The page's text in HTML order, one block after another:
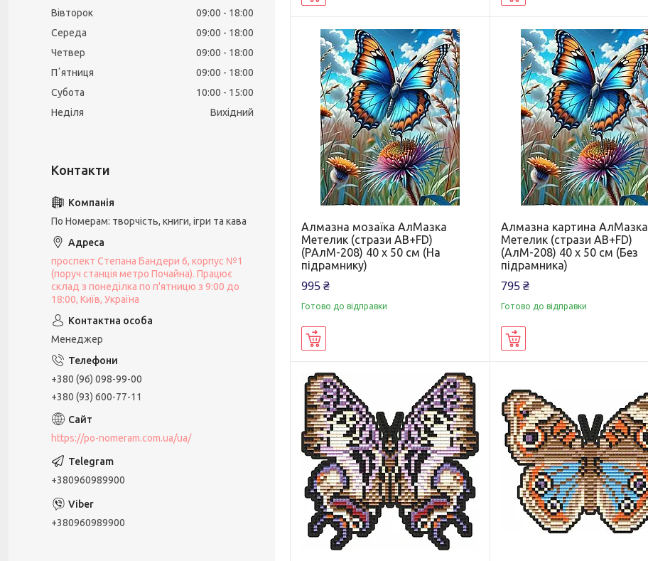
Алмазна мозаїка АлМазка
Метелик (стрази AB+FD)
(PАлМ-208) 40 х 50 см (На
підрамнику)
995 ₴
Готово до відправки
Алмазна картина АлМазка
Метелик (стрази AB+FD)
(АлМ-208) 40 х 50 см (Без
підрамника)
795 ₴
Готово до відправки
Вівторок
09:00
18:00
Середа
09:00
18:00
Четвер
09:00
18:00
Пʼятниця
09:00
18:00
Субота
10:00
15:00
Неділя
Вихідний
По Номерам: творчість, книги, ігри та кава
проспект Степана Бандери 6, корпус №1
(поруч станція метро Почайна). Працює
склад з понеділка по п'ятницю з 9:00 до
18:00, Київ, Україна
Менеджер
+380 (96) 098-99-00
+380 (93) 600-77-11
https://po-nomeram.com.ua/ua/
+380960989900
+380960989900